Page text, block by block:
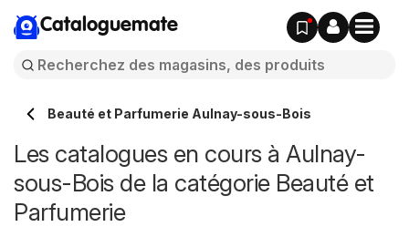
Cataloguemate
Beauté et Parfumerie Aulnay-sous-Bois
Les catalogues en cours à Aulnay-
sous-Bois de la catégorie Beauté et
Parfumerie